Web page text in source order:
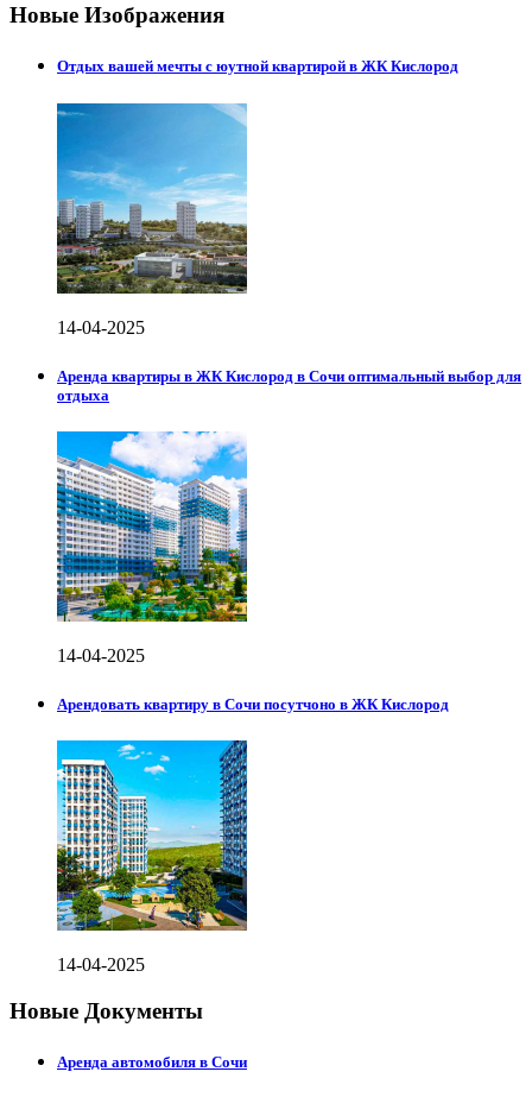
Новые Изображения
Отдых вашей мечты с юутной квартирой в ЖК Кислород
14-04-2025
Аренда квартиры в ЖК Кислород в Сочи оптимальный выбор для
отдыха
14-04-2025
Арендовать квартиру в Сочи посутчоно в ЖК Кислород
14-04-2025
Новые Документы
Аренда автомобиля в Сочи